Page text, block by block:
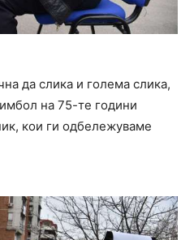
да слика и голема слика,
на 75-те години
кои ги одбележуваме